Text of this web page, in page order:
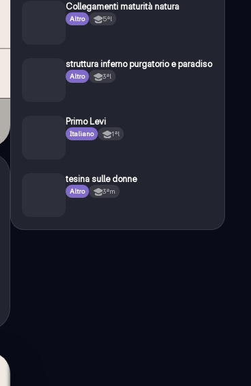
Collegamenti maturità natura
Altro 5ªl
struttura inferno purgatorio e paradiso
Altro 3ªl
Primo Levi
Italiano 1ªl
tesina sulle donne
Altro 3ªm